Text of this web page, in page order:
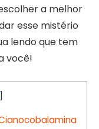
a melhor
esse mistério
lendo que tem
você!